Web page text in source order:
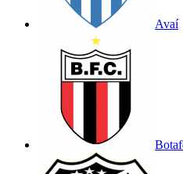
Avaí